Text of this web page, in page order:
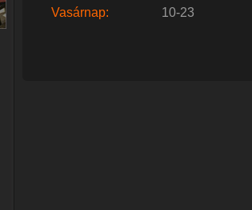
Vasárnap:
10-23